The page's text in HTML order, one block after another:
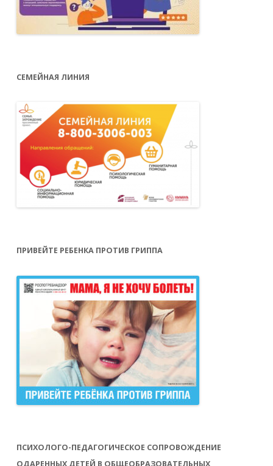
СЕМЕЙНАЯ ЛИНИЯ
ПРИВЕЙТЕ РЕБЕНКА ПРОТИВ ГРИППА
ПСИХОЛОГО-ПЕДАГОГИЧЕСКОЕ СОПРОВОЖДЕНИЕ